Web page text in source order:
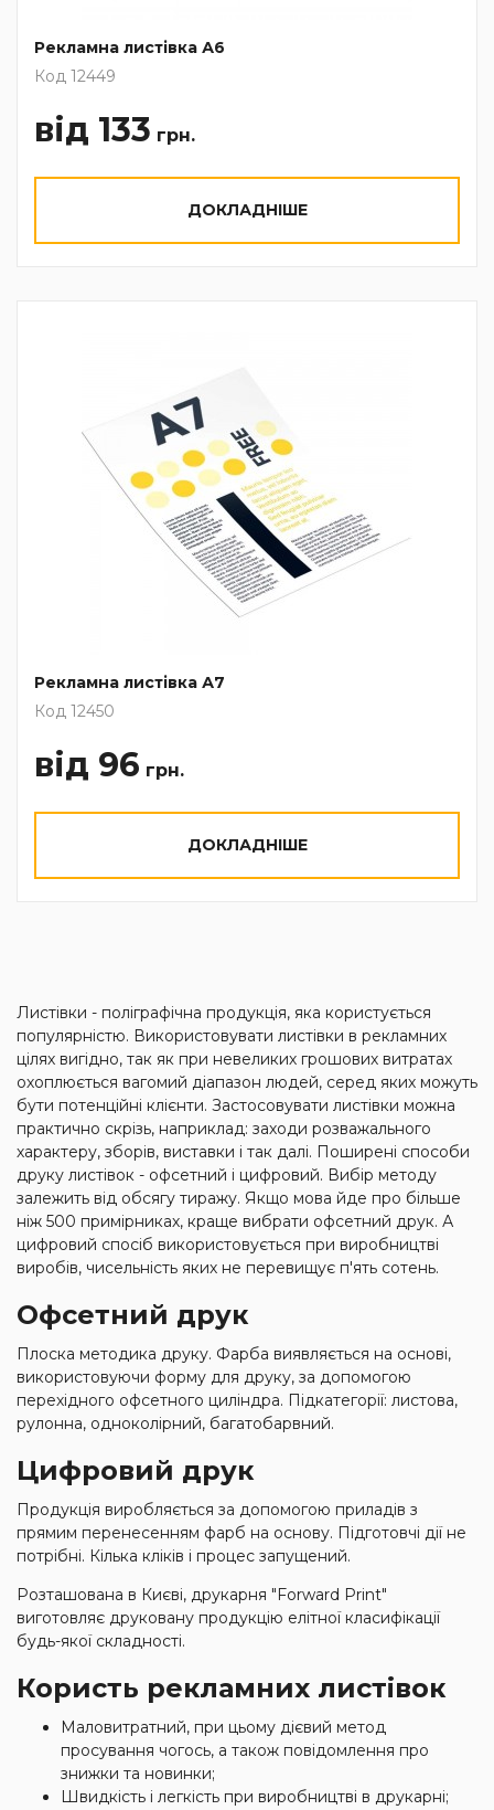
Рекламна листівка А6
Код 12449
від 133 грн.
ДОКЛАДНІШЕ
Рекламна листівка А7
Код 12450
від 96 грн.
ДОКЛАДНІШЕ
Листівки - поліграфічна продукція, яка користується
популярністю. Використовувати листівки в рекламних
цілях вигідно, так як при невеликих грошових витратах
охоплюється вагомий діапазон людей, серед яких можуть
бути потенційні клієнти. Застосовувати листівки можна
практично скрізь, наприклад: заходи розважального
характеру, зборів, виставки і так далі. Поширені способи
друку листівок - офсетний і цифровий. Вибір методу
залежить від обсягу тиражу. Якщо мова йде про більше
ніж 500 примірниках, краще вибрати офсетний друк. А
цифровий спосіб використовується при виробництві
виробів, чисельність яких не перевищує п'ять сотень.
Офсетний друк
Плоска методика друку. Фарба виявляється на основі,
використовуючи форму для друку, за допомогою
перехідного офсетного циліндра. Підкатегорії: листова,
рулонна, одноколірний, багатобарвний.
Цифровий друк
Продукція виробляється за допомогою приладів з
прямим перенесенням фарб на основу. Підготовчі дії не
потрібні. Кілька кліків і процес запущений.
Розташована в Києві, друкарня "Forward Print"
виготовляє друковану продукцію елітної класифікації
будь-якої складності.
Користь рекламних листівок
Маловитратний, при цьому дієвий метод
просування чогось, а також повідомлення про
знижки та новинки;
Швидкість і легкість при виробництві в друкарні;